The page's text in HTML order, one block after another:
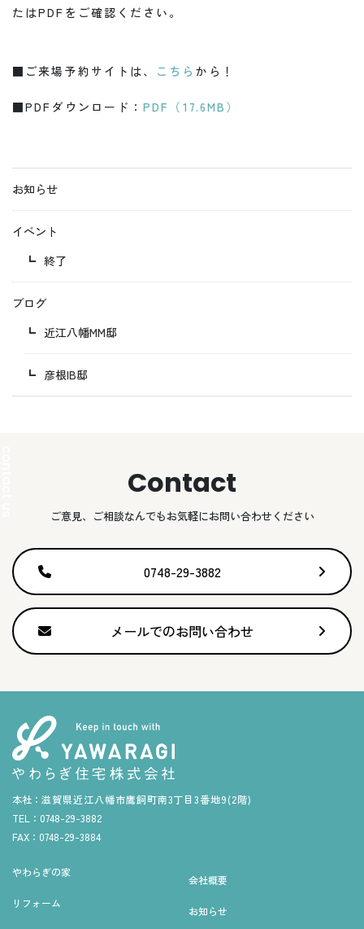
たはPDFをご確認ください。
■ご来場予約サイトは、 こちら から！
■PDFダウンロード：PDF（17.6MB）
お知らせ
イベント
終了
ブログ
近江八幡MM邸
彦根IB邸
Contact
ご意見、ご相談なんでもお気軽にお問い合わせください
0748-29-3882
メールでのお問い合わせ
本社： 滋賀県近江八幡市鷹飼町南3丁目3番地9(2階)
TEL： 0748-29-3882
FAX： 0748-29-3884
やわらぎの家
リフォーム
会社概要
お知らせ